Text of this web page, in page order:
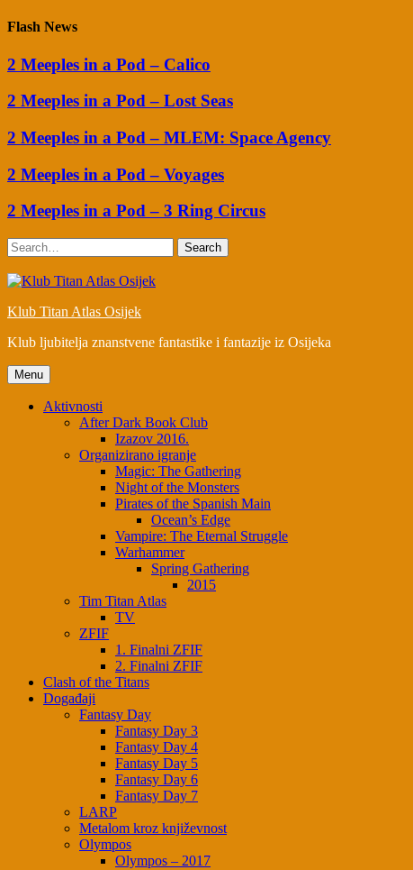
Flash News
2 Meeples in a Pod – Calico
2 Meeples in a Pod – Lost Seas
2 Meeples in a Pod – MLEM: Space Agency
2 Meeples in a Pod – Voyages
2 Meeples in a Pod – 3 Ring Circus
Search
Klub Titan Atlas Osijek
Klub ljubitelja znanstvene fantastike i fantazije iz Osijeka
Menu
Aktivnosti
After Dark Book Club
Izazov 2016.
Organizirano igranje
Magic: The Gathering
Night of the Monsters
Pirates of the Spanish Main
Ocean’s Edge
Vampire: The Eternal Struggle
Warhammer
Spring Gathering
2015
Tim Titan Atlas
TV
ZFIF
1. Finalni ZFIF
2. Finalni ZFIF
Clash of the Titans
Događaji
Fantasy Day
Fantasy Day 3
Fantasy Day 4
Fantasy Day 5
Fantasy Day 6
Fantasy Day 7
LARP
Metalom kroz književnost
Olympos
Olympos – 2017